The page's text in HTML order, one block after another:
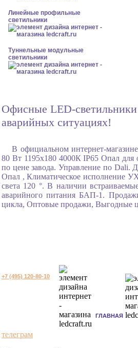
Линейные профильные
светильники
Туннельные модульные
светильники
Офисные LED-
аварийных ситуациях!
В официальном интернет-
80 Вт 1195x180 4000К IP65 Опал для
по цене завода. Управление по Dali.
Опал , Климатическое исполнение
света 120 °. В наличии
аварийного питания БАП-1.
цикла, Оптовые продажи, Выгодные
+7 (495) 120-80-10
ГЛАВНАЯ
телеграм